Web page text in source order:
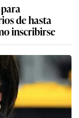
de hasta
inscribirse